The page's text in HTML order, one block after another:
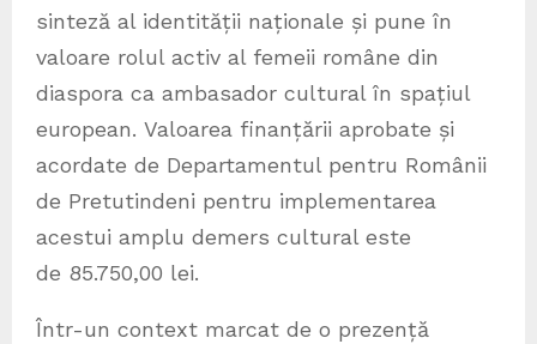
sinteză al identității naționale și pune în
valoare rolul activ al femeii române din
diaspora ca ambasador cultural în spațiul
european. Valoarea finanțării aprobate și
acordate de Departamentul pentru Românii
de Pretutindeni pentru implementarea
acestui amplu demers cultural este
de 85.750,00 lei.
Într-un context marcat de o prezență